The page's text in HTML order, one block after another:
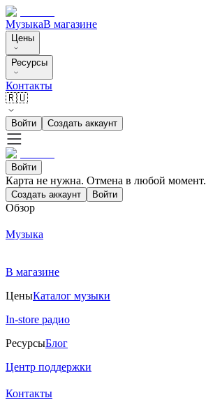
МузыкаВ магазине
Цены
Ресурсы
Контакты
🇷🇺
Войти Создать аккаунт
Войти
Карта не нужна. Отмена в любой момент.
Создать аккаунт Войти
Обзор
Музыка
В магазине
ЦеныКаталог музыки
In-store радио
РесурсыБлог
Центр поддержки
Контакты